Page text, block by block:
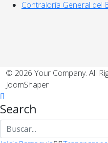
Contraloría General del
© 2026 Your Company. All
JoomShaper
Search